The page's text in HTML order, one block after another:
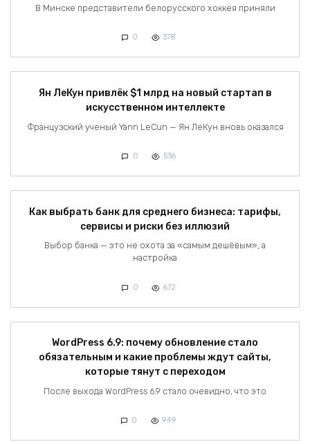
В Минске представители белорусского хоккея приняли
0 378
Ян ЛеКун привлёк $1 млрд на новый стартап в
искусственном интеллекте
Французский ученый Yann LeCun — Ян ЛеКун вновь оказался
0 536
Как выбрать банк для среднего бизнеса: тарифы,
сервисы и риски без иллюзий
Выбор банка — это не охота за «самым дешёвым», а
настройка
0 672
WordPress 6.9: почему обновление стало
обязательным и какие проблемы ждут сайты,
которые тянут с переходом
После выхода WordPress 6.9 стало очевидно, что это
0 949